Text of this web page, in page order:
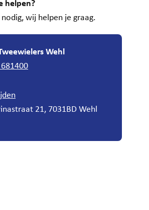
helpen?
wij helpen je graag.
Wehl
21, 7031BD Wehl